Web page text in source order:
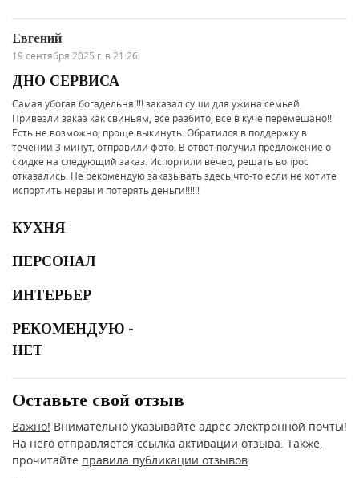
Евгений
19 сентября 2025 г. в 21:26
ДНО СЕРВИСА
Самая убогая богадельня!!!! заказал суши для ужина семьей.
Привезли заказ как свиньям, все разбито, все в куче перемешано!!!
Есть не возможно, проще выкинуть. Обратился в поддержку в
течении 3 минут, отправили фото. В ответ получил предложение о
скидке на следующий заказ. Испортили вечер, решать вопрос
отказались. Не рекомендую заказывать здесь что-то если не хотите
испортить нервы и потерять деньги!!!!!!
КУХНЯ
ПЕРСОНАЛ
ИНТЕРЬЕР
РЕКОМЕНДУЮ -
НЕТ
Оставьте свой отзыв
Важно! Внимательно указывайте адрес электронной почты!
На него отправляется ссылка активации отзыва. Также,
прочитайте правила публикации отзывов.